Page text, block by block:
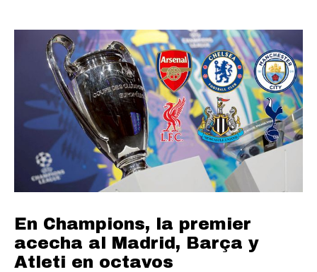
En Champions, la premier
acecha al Madrid, Barça y
Atleti en octavos